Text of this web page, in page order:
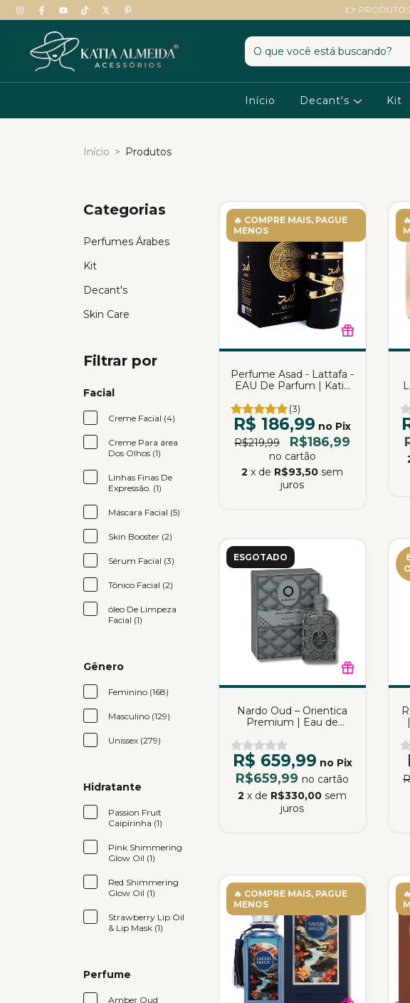
👉 PRODUTOS
Início Decant's Kit
Início > Produtos
Categorias
Perfumes Árabes
Kit
Decant's
Skin Care
Filtrar por
Facial
Creme Facial (4)
Creme Para área
Dos Olhos (1)
Linhas Finas De
Expressão. (1)
Máscara Facial (5)
Skin Booster (2)
Sérum Facial (3)
Tônico Facial (2)
óleo De Limpeza
Facial (1)
Gênero
Feminino (168)
Masculino (129)
Unissex (279)
Hidratante
Passion Fruit
Caipirinha (1)
Pink Shimmering
Glow Oil (1)
Red Shimmering
Glow Oil (1)
Strawberry Lip Oil
& Lip Mask (1)
Perfume
Amber Oud
🔥 COMPRE MAIS, PAGUE
MENOS
Perfume Asad - Lattafa -
EAU De Parfum | Katia
(3)
R$ 186,99 no Pix
R$219,99
R$186,99
no cartão
2 x de R$93,50 sem
juros
ESGOTADO
Nardo Oud – Orientica
Premium | Eau de
R$ 659,99 no Pix
R$659,99 no cartão
2 x de R$330,00 sem
juros
🔥 COMPRE MAIS, PAGUE
MENOS